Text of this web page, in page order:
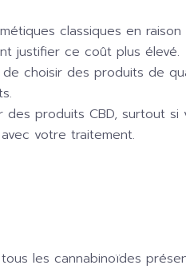
classiques en
justifier ce coût plus élevé.
choisir des produits de
produits CBD, surtout si
votre traitement.
les cannabinoïdes